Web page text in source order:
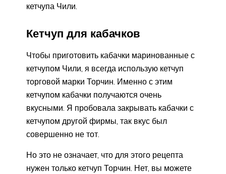
кетчупа Чили.
Кетчуп для кабачков
Чтобы приготовить кабачки маринованные с
кетчупом Чили, я всегда использую кетчуп
торговой марки Торчин. Именно с этим
кетчупом кабачки получаются очень
вкусными. Я пробовала закрывать кабачки с
кетчупом другой фирмы, так вкус был
совершенно не тот.
Но это не означает, что для этого рецепта
нужен только кетчуп Торчин. Нет, вы можете